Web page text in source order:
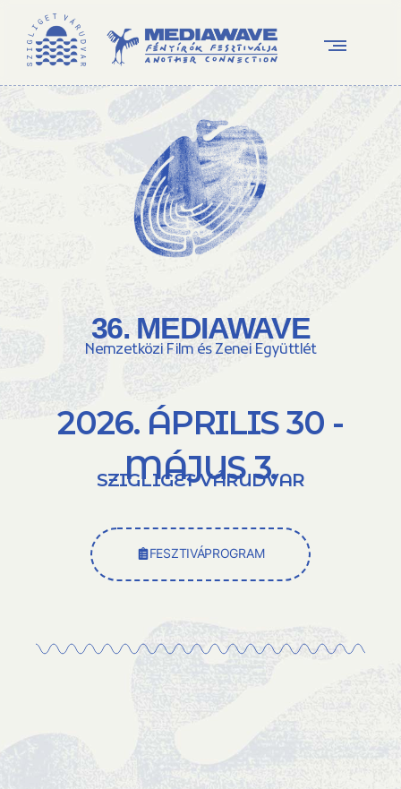
36. MEDIAWAVE
Nemzetközi Film és Zenei Együttlét
2026. ÁPRILIS 30 -
MÁJUS 3.
SZIGLIGET VÁRUDVAR
FESZTIVÁPROGRAM